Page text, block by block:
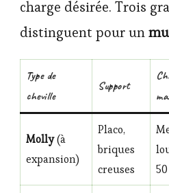
charge désirée. Trois
distinguent pour un
Type de
cheville
Support
Molly(à
expansion)
Placo,
briques
creuses